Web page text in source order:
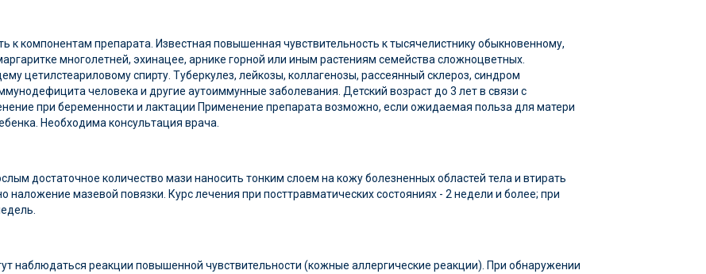
к компонентам препарата. Известная повышенная чувствительность к тысячелистнику обыкновенному,
многолетней, эхинацее, арнике горной или иным растениям семейства сложноцветных.
цетилстеариловому спирту. Туберкулез, лейкозы, коллагенозы, рассеянный склероз, синдром
человека и другие аутоиммунные заболевания. Детский возраст до 3 лет в связи с
при беременности и лактации Применение препарата возможно, если ожидаемая польза для матери
Необходима консультация врача.
достаточное количество мази наносить тонким слоем на кожу болезненных областей тела и втирать
мазевой повязки. Курс лечения при посттравматических состояниях - 2 недели и более; при
наблюдаться реакции повышенной чувствительности (кожные аллергические реакции). При обнаружении